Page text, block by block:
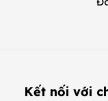
Kết nối với